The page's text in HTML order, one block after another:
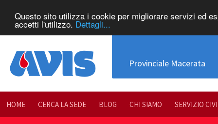
Questo sito utilizza i cookie per migliorare servizi ed
accetti l'utilizzo. Dettagli...
Provinciale Macerata
HOME CERCA LA SEDE BLOG CHI SIAMO SERVIZIO